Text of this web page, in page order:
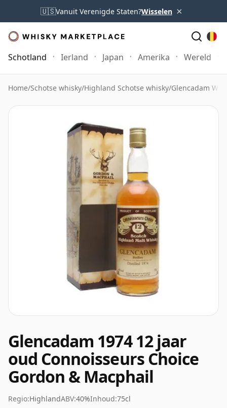
🇺🇸Vanuit Verenigde Staten?Wisselen ×
Schotland Ierland Japan Amerika Wereld
Home/Schotse whisky/Highland Schotse whisky/Glencadam
Glencadam 1974 12 jaar
oud Connoisseurs Choice
Gordon & Macphail
Regio:HighlandABV:40%Inhoud:75cl